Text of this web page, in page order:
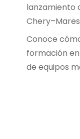
lanzamiento
Conoce
formación
de equipos